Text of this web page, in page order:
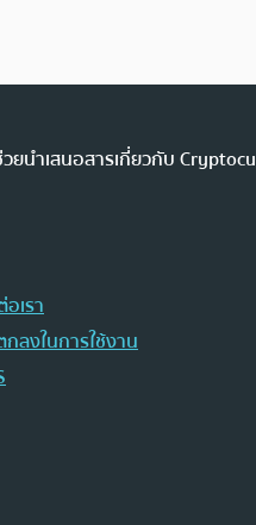
นำเสนอสารเกี่ยวกับ
เรา
ลงในการใช้งาน